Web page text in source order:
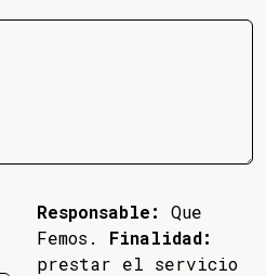
Responsable:
Que
Femos. Finalidad:
prestar el servicio